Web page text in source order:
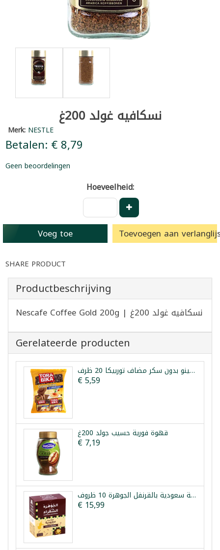
نسكافيه غولد 200غ
Merk: NESTLE
Betalen: € 8,79
Geen beoordelingen
Hoeveelheid:
Voeg toe Toevoegen aan
SHARE PRODUCT
Productbeschrijving
Nescafe Coffee Gold 200g | نسكافيه غولد 200غ
Gerelateerde producten
كابتشينو بدون سكر مضاف توربيكا 20 ظرف
€ 5,59
قهوة فورية حسيب جولد 200غ
€ 7,19
قهوة عربية سعودية بالقرنفل الجوهرة 10 ظروف
€ 15,99